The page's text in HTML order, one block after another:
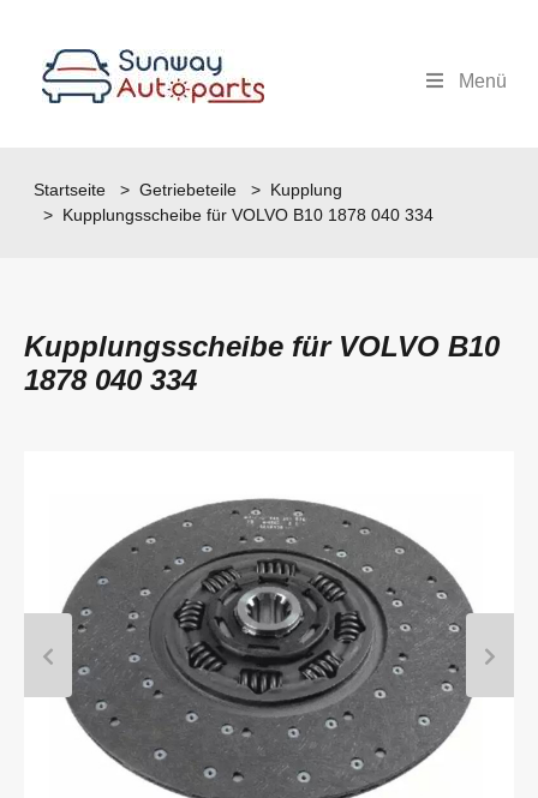
Menü
Startseite >Getriebeteile >Kupplung
> Kupplungsscheibe für VOLVO B10 1878 040 334
Kupplungsscheibe für VOLVO B10
1878 040 334